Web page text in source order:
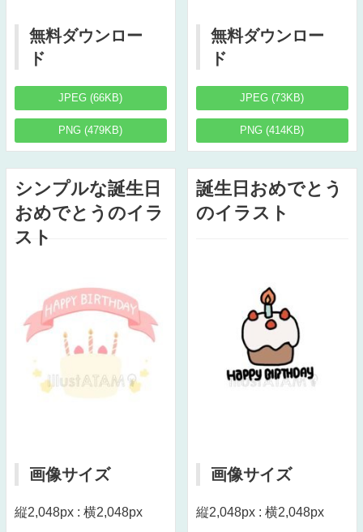
無料ダウンロー
ド
JPEG (66KB)
PNG (479KB)
無料ダウンロー
ド
JPEG (73KB)
PNG (414KB)
シンプルな誕生日
おめでとうのイラ
スト
画像サイズ
縦2,048px : 横2,048px
誕生日おめでとう
のイラスト
画像サイズ
縦2,048px : 横2,048px